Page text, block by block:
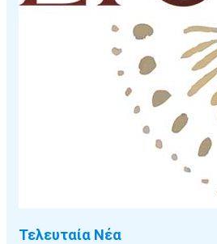
Τελευταία Νέα